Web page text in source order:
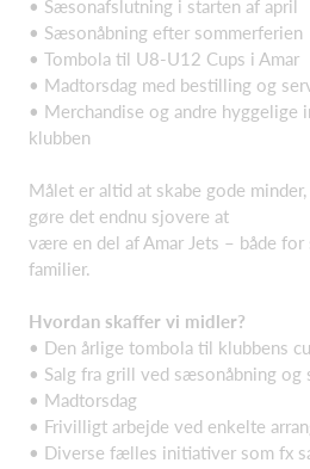
• Sæsonafslutning i starten af april
• Sæsonåbning efter sommerferien
• Tombola til U8-U12 Cups i Amar
• Madtorsdag med bestilling og
• Merchandise og andre hyggelige
klubben
Målet er altid at skabe gode
gøre det endnu sjovere at
være en del af Amar Jets – både
familier.
Hvordan skaffer vi midler?
• Den årlige tombola til klubbens
• Salg fra grill ved sæsonåbning
• Madtorsdag
• Frivilligt arbejde ved enkelte
• Diverse fælles initiativer som fx